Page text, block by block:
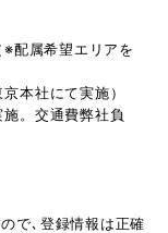
配属希望エリアを
本社にて実施）
。交通費弊社負
で､登録情報は正確